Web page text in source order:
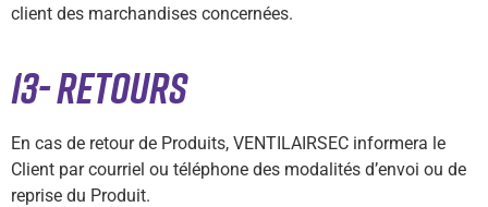
client des marchandises concernées.
13- RETOURS
En cas de retour de Produits, VENTILAIRSEC informera le
Client par courriel ou téléphone des modalités d’envoi ou de
reprise du Produit.